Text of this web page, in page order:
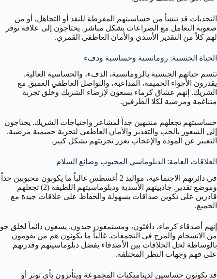
التحديات قد تنشأ من حساسيتهم المفرطة للنقد أو التجاهل، أو من
صعوبة التعامل مع الصراعات بشكل مباشر. يحتاجون إلى علاقة توفر
لهم كلاً من التقدير الأسدي والأمان العاطفي القمري.
الحياة الجنسية: رومانسية وحساسية ودفء
تتسم حياتهم الجنسية بالرومانسية، الدفء، والحساسية العالية.
يقدرون الأجواء الحميمة، المداعبة، والتواصل العاطفي العميق مع
الشريك. إنهم عشاق كرماء يسعون لإرضاء الشريك وخلق تجربة
متناغمة ومرضية لكلا الطرفين.
حساسيتهم تجعلهم منتبهين جداً لمشاعر واحتياجات الشريك. يحتاجون
إلى الشعور بالحب والتقدير والأمان العاطفي لتجربة حميمية مرضية.
التعبير عن المودة والإعجاب يعزز تجربتهم بشكل كبير.
العلاقات العامة: الدبلوماسي المحبوب وصانع السلام
في دائرتهم الاجتماعية، مواليد 2 أغسطس غالباً ما يكونون محبوبين جداً
وموضع تقدير. جاذبيتهم الأسدية ودبلوماسيتهم اللطيفة (2) تجعلهم
قادرين على تكوين صداقات بسهولة والحفاظ على علاقات جيدة مع
الجميع.
إنهم أصدقاء كرماء، دافئون، ومستمعون جيدون. يسعون دائماً لخلق جو
من الانسجام والمرح في التجمعات. غالباً ما يكونون هم من يقومون
بالوساطة لحل الخلافات بين الأصدقاء بفضل دبلوماسيتهم وقدرتهم
على فهم وجهات النظر المختلفة.
قد يكونون حساسين لديناميكيات المجموعة ويتأثرون بأي توتر أو